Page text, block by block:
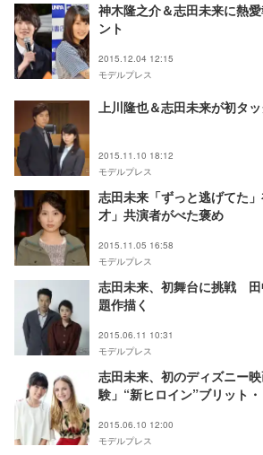
神木隆之介＆志田未来に熱
ント
2015.12.04 12:15
モデルプレス
上川隆也＆志田未来が初タッ
2015.11.10 18:12
モデルプレス
志田未来「ずっと逃げてた
才」共演者がべた褒め
2015.11.05 16:58
モデルプレス
志田未来、初舞台に挑戦 田
題作描く
2015.06.11 10:31
モデルプレス
志田未来、初のディズニー
験」“新ヒロイン”ブリット
2015.06.10 12:00
モデルプレス